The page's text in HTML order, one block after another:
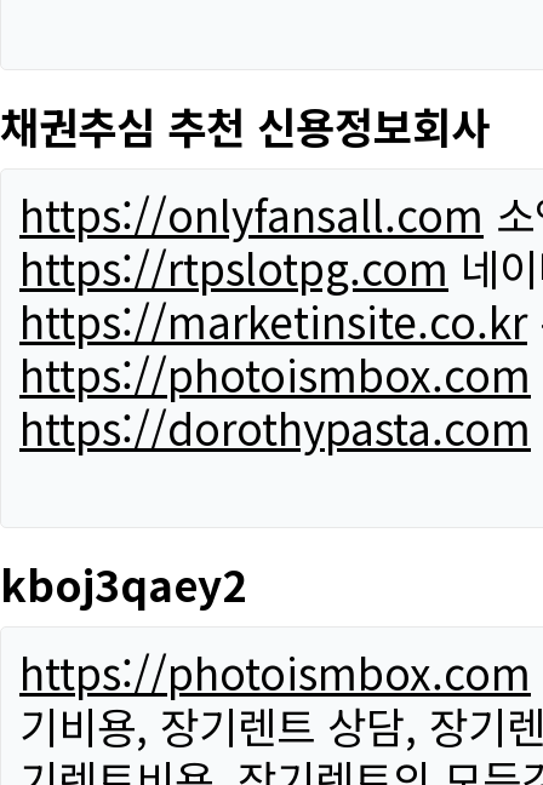
채권추심 추천 신용정보회사
https://onlyfansall.com
https://rtpslotpg.com 네
https://marketinsite.co.kr
https://photoismbox.com
https://dorothypasta.com
kboj3qaey2
https://photoismbox.com
기비용, 장기렌트 상담, 장기